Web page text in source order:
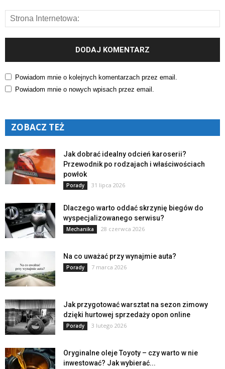
Powiadom mnie o kolejnych komentarzach przez email.
Powiadom mnie o nowych wpisach przez email.
ZOBACZ TEŻ
Jak dobrać idealny odcień karoserii?
Przewodnik po rodzajach i właściwościach
powłok
Porady 31 lipca 2026
Dlaczego warto oddać skrzynię biegów do
wyspecjalizowanego serwisu?
Mechanika 28 czerwca 2026
Na co uważać przy wynajmie auta?
Porady 7 marca 2026
Jak przygotować warsztat na sezon zimowy
dzięki hurtowej sprzedaży opon online
Porady 3 lutego 2026
Oryginalne oleje Toyoty – czy warto w nie
inwestować? Jak wybierać...